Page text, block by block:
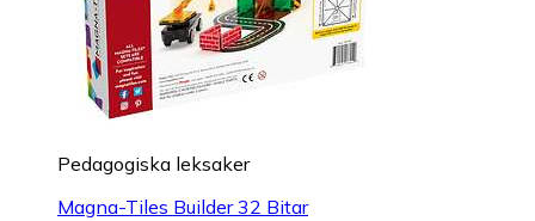
Pedagogiska leksaker
Magna-Tiles Builder 32 Bitar